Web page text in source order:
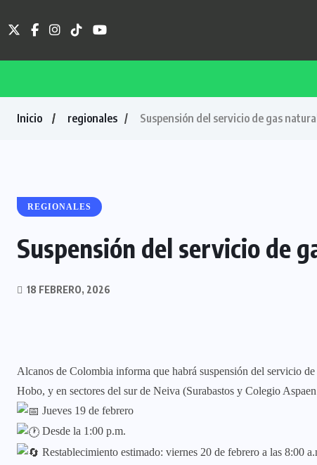
Inicio regionales Suspensión del servicio de gas
REGIONALES
Suspensión del servicio de
18 FEBRERO, 2026
Alcanos de Colombia informa que habrá suspensión del servicio
Hobo, y en sectores del sur de Neiva (Surabastos y Colegio
Jueves 19 de febrero
Desde la 1:00 p.m.
Restablecimiento estimado: viernes 20 de febrero a las 8:00